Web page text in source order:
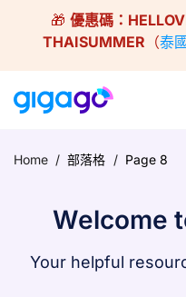
🎁 優惠碼：
THAISUMMER （泰
Home / 部落格 / Page 8
Welcome
Your helpful